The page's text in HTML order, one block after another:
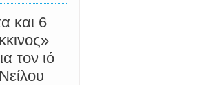
και 6
τον ιό